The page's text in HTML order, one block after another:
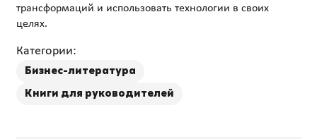
трансформаций и использовать технологии в своих
Категории:
Бизнес-литература
Книги для руководителей